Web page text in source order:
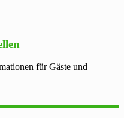
für Gäste und